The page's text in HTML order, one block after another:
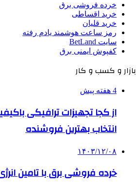
خرده فروشی برق
خرید اقساطی
خرید قلیان
رمز ساعت هوشمند یادم رفته
سایت BetLand
کفپوش ایمنی برق
بازار و کسب و کار
4 هفته پیش
از کجا تجهیزات ترافیکی
انتخاب بهترین فروشنده
۱۴۰۳/۱۲/۰۸
خرده فروشی برق با تامین انرژی